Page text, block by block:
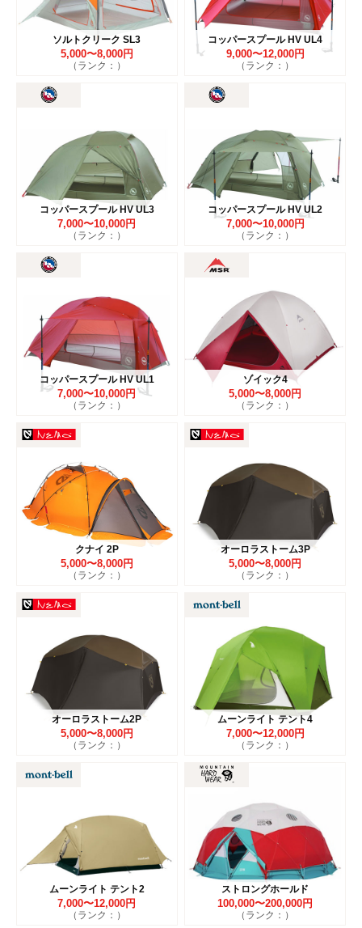
ソルトクリーク SL3
5,000〜8,000円
（ランク：）
コッパースプール HV UL4
9,000〜12,000円
（ランク：）
コッパースプール HV UL3
7,000〜10,000円
（ランク：）
コッパースプール HV UL2
7,000〜10,000円
（ランク：）
コッパースプール HV UL1
7,000〜10,000円
（ランク：）
ゾイック4
5,000〜8,000円
（ランク：）
クナイ 2P
5,000〜8,000円
（ランク：）
オーロラストーム3P
5,000〜8,000円
（ランク：）
オーロラストーム2P
5,000〜8,000円
（ランク：）
ムーンライト テント4
7,000〜12,000円
（ランク：）
ムーンライト テント2
7,000〜12,000円
（ランク：）
ストロングホールド
100,000〜200,000円
（ランク：）